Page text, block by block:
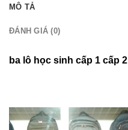
MÔ TẢ
ĐÁNH GIÁ (0)
ba lô học sinh cấp 1 cấp 2